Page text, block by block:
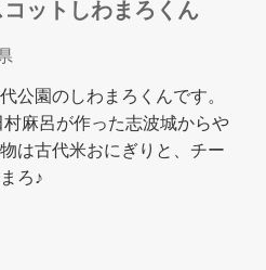
ットしわまろくん
公園のしわまろくんです。
麻呂が作った志波城からや
は古代米おにぎりと、チー
ろ♪